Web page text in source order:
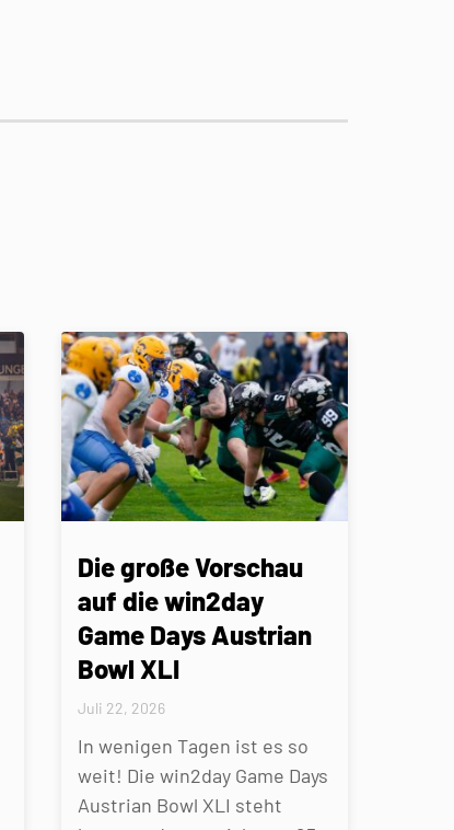
Die große Vorschau
auf die win2day
Game Days Austrian
Bowl XLI
Juli 22, 2026
In wenigen Tagen ist es so
weit! Die win2day Game Days
Austrian Bowl XLI steht